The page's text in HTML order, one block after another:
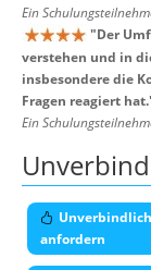
Ein
"Der
verstehen und in
insbesondere die
Fragen reagiert hat.
Ein
anfordern